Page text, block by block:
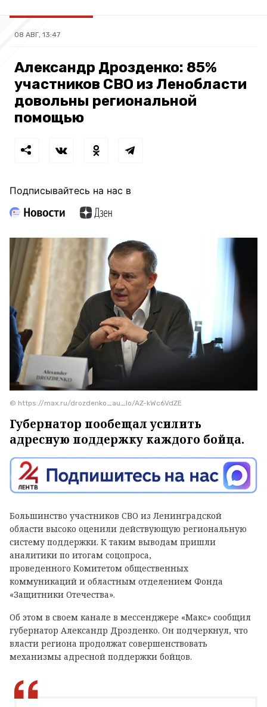
08 АВГ, 13:47
Александр Дрозденко: 85%
участников СВО из Ленобласти
довольны региональной
помощью
Подписывайтесь на нас в
© https://max.ru/drozdenko_au_lo/AZ-kWc6VdZE
Губернатор пообещал усилить
адресную поддержку каждого бойца.
Большинство участников СВО из Ленинградской
области высоко оценили действующую региональную
систему поддержки. К таким выводам пришли
аналитики по итогам соцопроса,
проведенного Комитетом общественных
коммуникаций и областным отделением Фонда
«Защитники Отечества».
Об этом в своем канале в мессенджере «Макс» сообщил
губернатор Александр Дрозденко. Он подчеркнул, что
власти региона продолжат совершенствовать
механизмы адресной поддержки бойцов.